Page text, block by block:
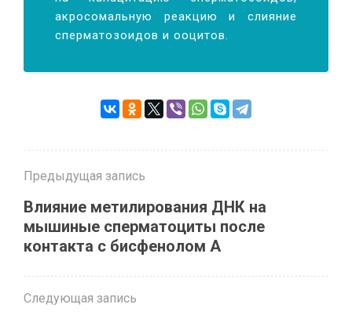
акросомальную реакцию и слияние
сперматозоидов и ооцитов.
Предыдущая запись
Влияние метилирования ДНК на
мышиные сперматоциты после
контакта с бисфенолом A
Следующая запись